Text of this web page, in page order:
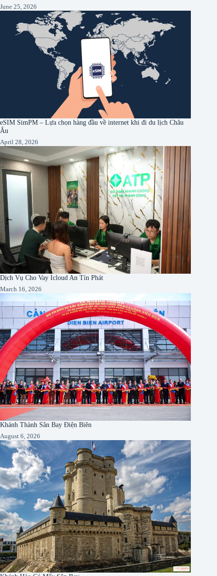
June 25, 2026
eSIM SimPM – Lựa chọn hàng đầu về internet khi đi du lịch Châu
Âu
April 28, 2026
Dịch Vụ Cho Vay Icloud An Tín Phát
March 16, 2026
Khánh Thành Sân Bay Điện Biên
August 6, 2026